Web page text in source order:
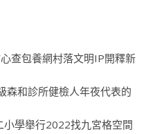
查包養網村落文明IP開釋新
森和診所健檢人年夜代表的
學舉行2022找九宮格空間